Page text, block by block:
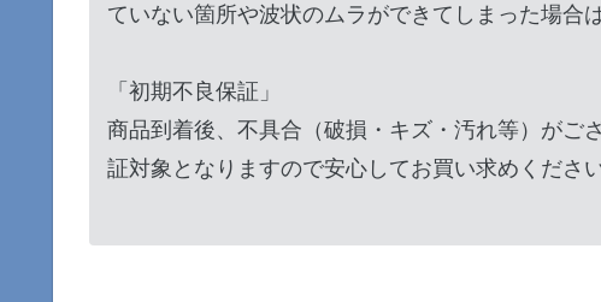
ていない箇所や波状のムラができてしまった場合
「初期不良保証」
商品到着後、不具合（破損・キズ・汚れ等）がご
証対象となりますので安心してお買い求めください